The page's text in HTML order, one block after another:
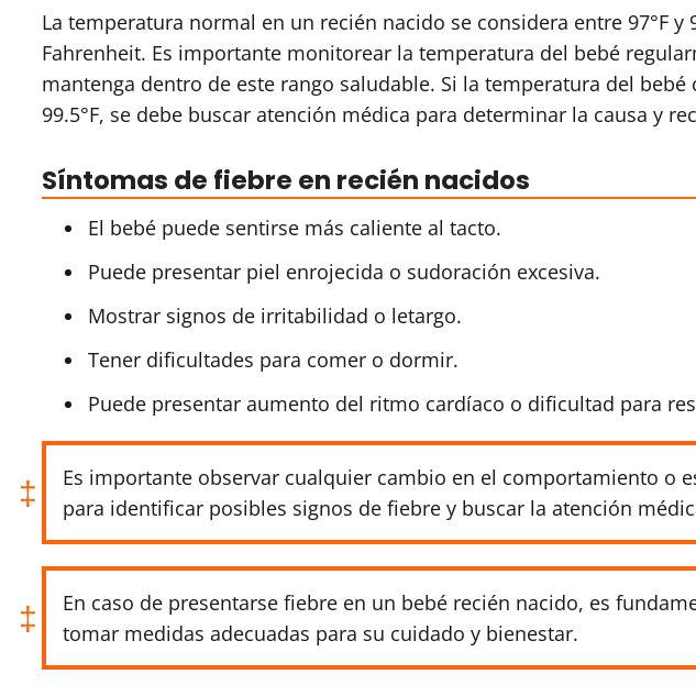
La temperatura normal en un recién nacido se considera entre 97°F y
Fahrenheit. Es importante monitorear la temperatura del bebé
mantenga dentro de este rango saludable. Si la temperatura del bebé
99.5°F, se debe buscar atención médica para determinar la causa y
Síntomas de fiebre en recién nacidos
El bebé puede sentirse más caliente al tacto.
Puede presentar piel enrojecida o sudoración excesiva.
Mostrar signos de irritabilidad o letargo.
Tener dificultades para comer o dormir.
Puede presentar aumento del ritmo cardíaco o dificultad para
Es importante observar cualquier cambio en el comportamiento o
para identificar posibles signos de fiebre y buscar la atención
En caso de presentarse fiebre en un bebé recién nacido, es
tomar medidas adecuadas para su cuidado y bienestar.